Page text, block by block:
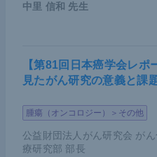
中里 信和 先生
【第81回日本癌学会レ
見たがん研究の意義と課
腫瘍（オンコロジー）＞その他
公益財団法人がん研究会 が
療研究部 部長